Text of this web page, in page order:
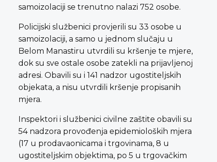
samoizolaciji se trenutno nalazi 752 osobe.
Policijski službenici provjerili su 33 osobe u
samoizolaciji, a samo u jednom slučaju u
Belom Manastiru utvrdili su kršenje te mjere,
dok su sve ostale osobe zatekli na prijavljenoj
adresi. Obavili su i 141 nadzor ugostiteljskih
objekata, a nisu utvrdili kršenje propisanih
mjera.
Inspektori i službenici civilne zaštite obavili su
54 nadzora provođenja epidemioloških mjera
(17 u prodavaonicama i trgovinama, 8 u
ugostiteljskim objektima, po 5 u trgovačkim